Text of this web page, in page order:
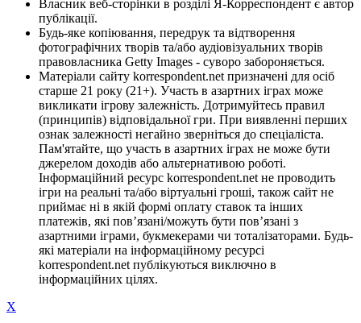
Власник веб-сторінки в розділі Я-Корреспондент є автор
публікації.
Будь-яке копіювання, передрук та відтворення
фотографічних творів та/або аудіовізуальних творів
правовласника Getty Images - суворо забороняється.
Матеріали сайту korrespondent.net призначені для осіб
старше 21 року (21+). Участь в азартних іграх може
викликати ігрову залежність. Дотримуйтесь правил
(принципів) відповідальної гри. При виявленні перших
ознак залежності негайно зверніться до спеціаліста.
Пам'ятайте, що участь в азартних іграх не може бути
джерелом доходів або альтернативою роботі.
Інформаційний ресурс korrespondent.net не проводить
ігри на реальні та/або віртуальні гроші, також сайт не
приймає ні в якій формі оплату ставок та інших
платежів, які пов’язані/можуть бути пов’язані з
азартними іграми, букмекерами чи тоталізаторами. Будь-
які матеріали на інформаційному ресурсі
korrespondent.net публікуються виключно в
інформаційних цілях.
X